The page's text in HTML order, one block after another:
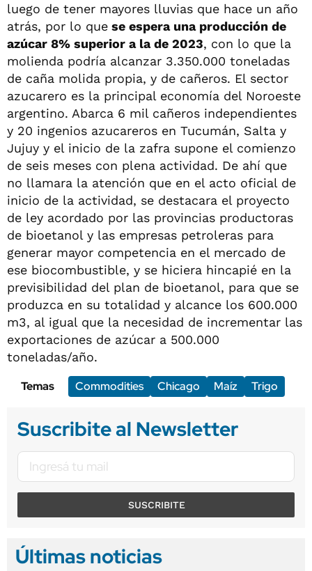
luego de tener mayores lluvias que hace un año
atrás, por lo que se espera una producción de
azúcar 8% superior a la de 2023, con lo que la
molienda podría alcanzar 3.350.000 toneladas
de caña molida propia, y de cañeros. El sector
azucarero es la principal economía del Noroeste
argentino. Abarca 6 mil cañeros independientes
y 20 ingenios azucareros en Tucumán, Salta y
Jujuy y el inicio de la zafra supone el comienzo
de seis meses con plena actividad. De ahí que
no llamara la atención que en el acto oficial de
inicio de la actividad, se destacara el proyecto
de ley acordado por las provincias productoras
de bioetanol y las empresas petroleras para
generar mayor competencia en el mercado de
ese biocombustible, y se hiciera hincapié en la
previsibilidad del plan de bioetanol, para que se
produzca en su totalidad y alcance los 600.000
m3, al igual que la necesidad de incrementar las
exportaciones de azúcar a 500.000
toneladas/año.
Temas
Commodities Chicago Maíz Trigo
Suscribite al Newsletter
SUSCRIBITE
Últimas noticias